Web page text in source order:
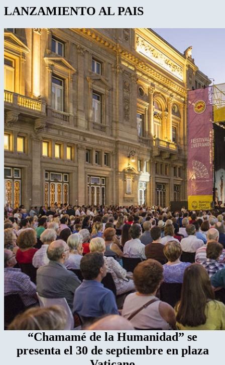
LANZAMIENTO AL PAIS
“Chamamé de la Humanidad” se
presenta el 30 de septiembre en plaza